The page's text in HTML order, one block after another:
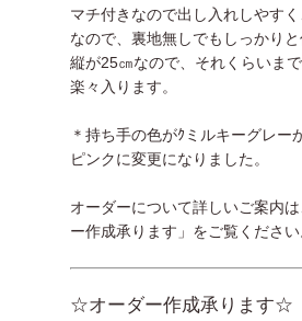
マチ付きなので出し入れしやす
なので、裏地無しでもしっかりと
縦が25㎝なので、それくらいま
楽々入ります。
＊持ち手の色がｸミルキーグレー
ピンクに変更になりました。
オーダーについて詳しいご案内
ー作成承ります」をご覧ください
☆オーダー作成承ります☆